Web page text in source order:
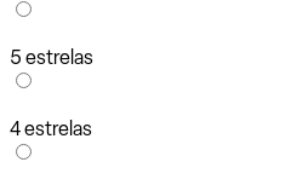
5 estrelas
4 estrelas